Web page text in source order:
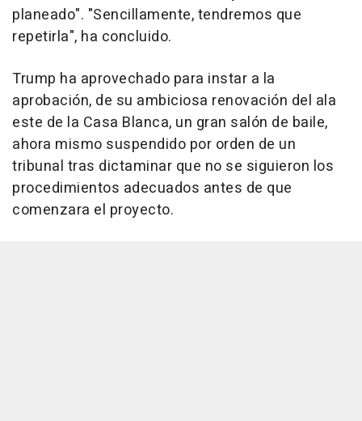
planeado". "Sencillamente, tendremos que
repetirla", ha concluido.
Trump ha aprovechado para instar a la
aprobación, de su ambiciosa renovación del ala
este de la Casa Blanca, un gran salón de baile,
ahora mismo suspendido por orden de un
tribunal tras dictaminar que no se siguieron los
procedimientos adecuados antes de que
comenzara el proyecto.